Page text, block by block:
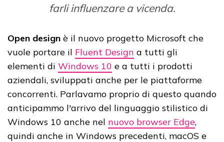
farli influenzare a vicenda.
Open design è il nuovo progetto Microsoft che
vuole portare il Fluent Design a tutti gli
elementi di Windows 10 e a tutti i prodotti
aziendali, sviluppati anche per le piattaforme
concorrenti. Parlavamo proprio di questo quando
anticipammo l'arrivo del linguaggio stilistico di
Windows 10 anche nel nuovo browser Edge,
quindi anche in Windows precedenti, macOS e